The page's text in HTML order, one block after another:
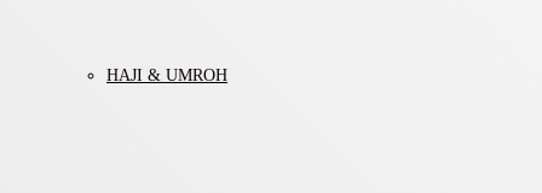
HAJI & UMROH